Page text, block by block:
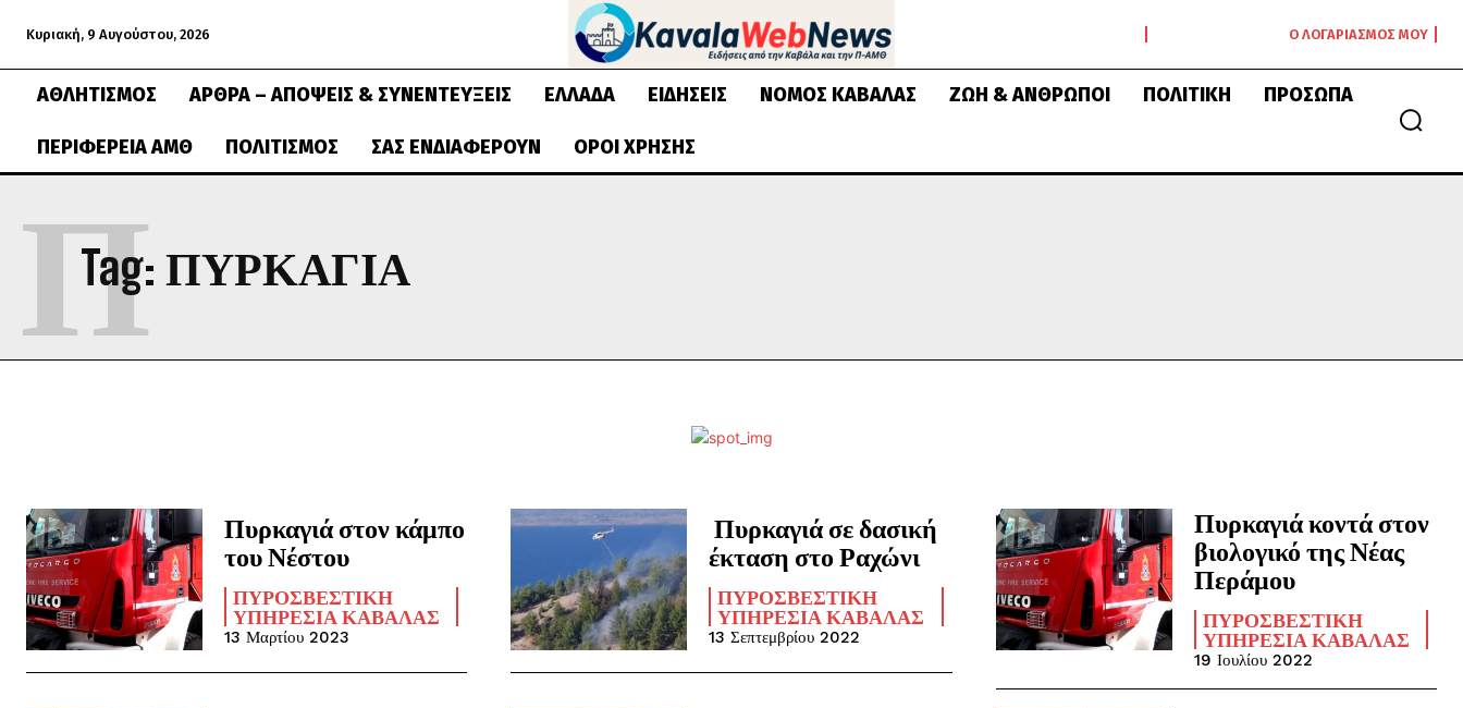
Κυριακή, 9 Αυγούστου, 2026 Ο ΛΟΓΑΡΙΑΣΜΌΣ ΜΟΥ
ΑΘΛΗΤΙΣΜΌΣ ΆΡΘΡΑ – ΑΠΌΨΕΙΣ & ΣΥΝΕΝΤΕΎΞΕΙΣ ΕΛΛΆΔΑ ΕΙΔΉΣΕΙΣ ΝΟΜΌΣ ΚΑΒΆΛΑΣ ΖΩΉ & ΆΝΘΡΩΠΟΙ ΠΟΛΙΤΙΚΉ ΠΡΌΣΩΠΑ
ΠΕΡΙΦΈΡΕΙΑ ΑΜΘ ΠΟΛΙΤΙΣΜΌΣ ΣΑΣ ΕΝΔΙΑΦΈΡΟΥΝ ΌΡΟΙ ΧΡΉΣΗΣ
Tag: ΠΥΡΚΑΓΙΆ
Π
Πυρκαγιά στον κάμπο
του Νέστου
ΠΥΡΟΣΒΕΣΤΙΚΉ
ΥΠΗΡΕΣΊΑ ΚΑΒΆΛΑΣ
13 Μαρτίου 2023
Πυρκαγιά σε δασική
έκταση στο Ραχώνι
ΠΥΡΟΣΒΕΣΤΙΚΉ
ΥΠΗΡΕΣΊΑ ΚΑΒΆΛΑΣ
13 Σεπτεμβρίου 2022
Πυρκαγιά κοντά στον
βιολογικό της Νέας
Περάμου
ΠΥΡΟΣΒΕΣΤΙΚΉ
ΥΠΗΡΕΣΊΑ ΚΑΒΆΛΑΣ
19 Ιουλίου 2022